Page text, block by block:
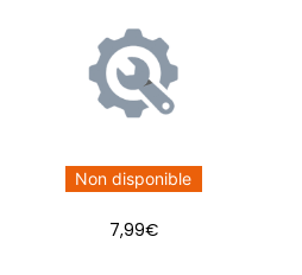
Non disponible
7,99€